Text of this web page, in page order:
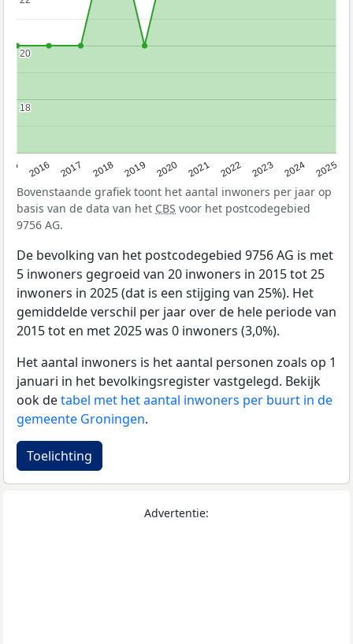
2016 2017 2018 2019 2020 2021 2022 2023 2024 2025
18
18
20
20
Bovenstaande grafiek toont het aantal inwoners per jaar op
basis van de data van het CBS voor het postcodegebied
9756 AG.
De bevolking van het postcodegebied 9756 AG is met
5 inwoners gegroeid van 20 inwoners in 2015 tot 25
inwoners in 2025 (dat is een stijging van 25%). Het
gemiddelde verschil per jaar over de hele periode van
2015 tot en met 2025 was 0 inwoners (3,0%).
Het aantal inwoners is het aantal personen zoals op 1
januari in het bevolkingsregister vastgelegd. Bekijk
ook detabel met het aantal inwoners per buurt in de
gemeente Groningen.
Toelichting
Advertentie: